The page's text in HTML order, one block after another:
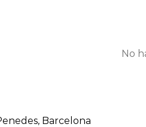
Barcelona
No